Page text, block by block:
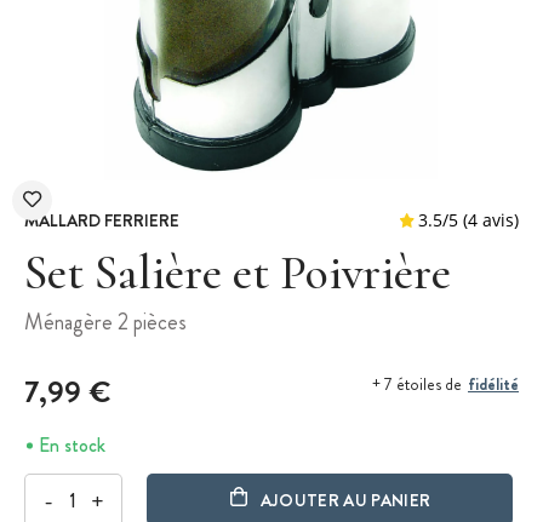
MALLARD FERRIERE
Set Salière et Poivrière
Ménagère 2 pièces
7,99 € + 7 étoiles de fidélité
En stock
- + AJOUTER AU PANIER